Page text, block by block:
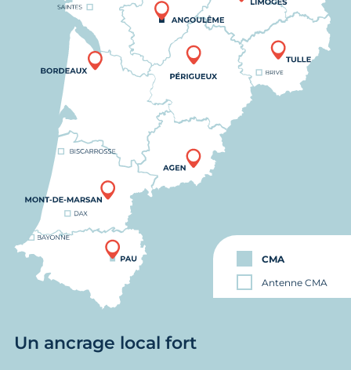
CMA
Antenne CMA
Un ancrage local fort